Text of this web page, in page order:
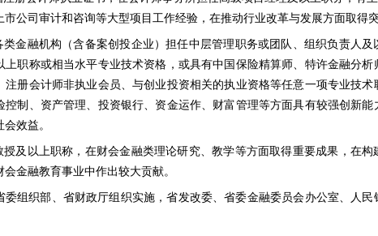
市公司审计和咨询等大型项目工作经验，在推动行业改革与发展方面取得突
类金融机构（含备案创投企业）担任中层管理职务或团队、组织负责人及
上职称或相当水平专业技术资格，或具有中国保险精算师、特许金融分析
注册会计师非执业会员、与创业投资相关的执业资格等任意一项专业技术
控制、资产管理、投资银行、资金运作、财富管理等方面具有较强创新能
效益。
授及以上职称，在财会金融类理论研究、教学等方面取得重要成果，在构
金融教育事业中作出较大贡献。
委组织部、省财政厅组织实施，省发改委、省委金融委员会办公室、人民